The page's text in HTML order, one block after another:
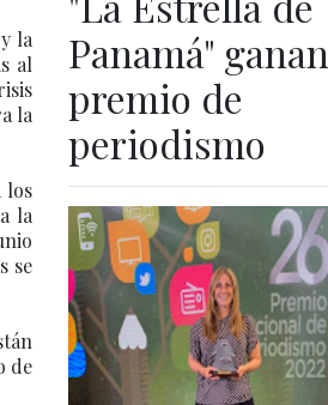
la
al
la
los
la
se
de
Panamá" ganan
premio de
periodismo